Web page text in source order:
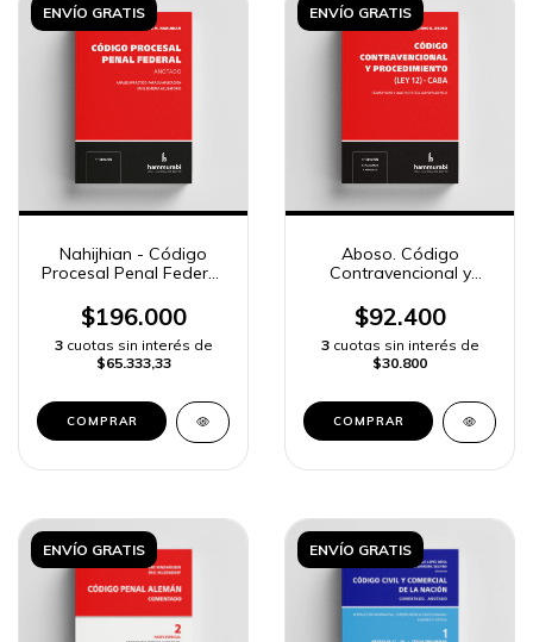
ENVÍO GRATIS
Nahijhian - Código
Procesal Penal Federal.
$196.000
3 cuotas sin interés de
$65.333,33
COMPRAR
ENVÍO GRATIS
Aboso. Código
Contravencional y
$92.400
3 cuotas sin interés de
$30.800
COMPRAR
ENVÍO GRATIS ENVÍO GRATIS